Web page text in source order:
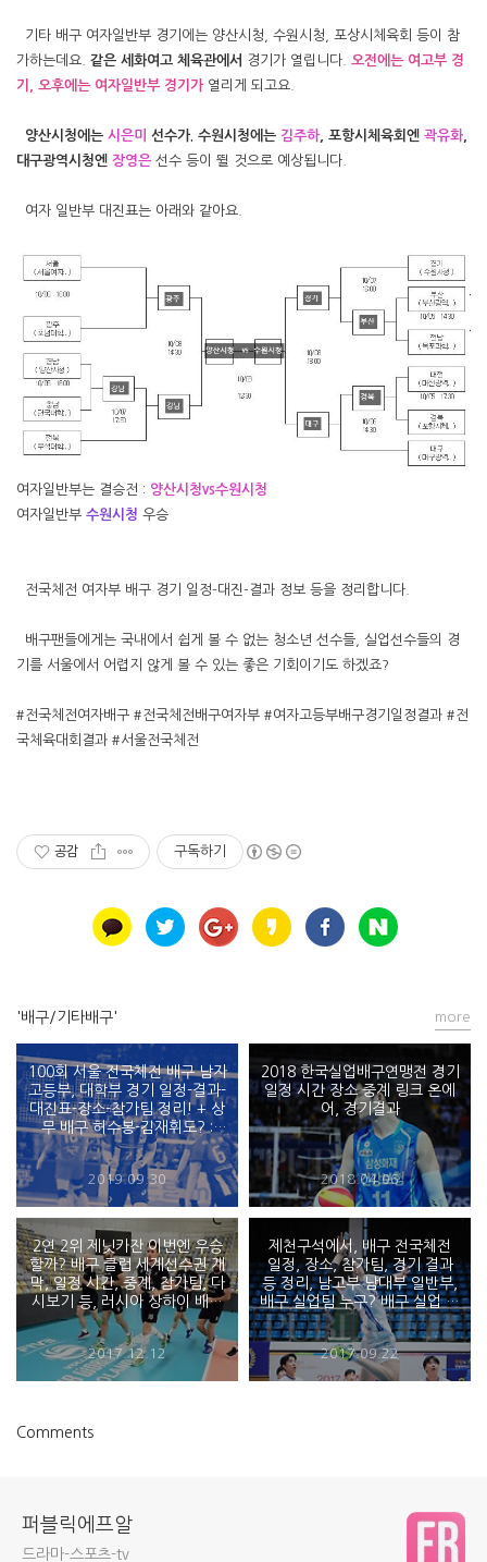
기타 배구 여자일반부 경기에는 양산시청, 수원시청, 포상시체육회 등이 참
가하는데요. 같은 세화여고 체육관에서 경기가 열립니다. 오전에는 여고부 경
기, 오후에는 여자일반부 경기가 열리게 되고요.
양산시청에는 시은미 선수가. 수원시청에는 김주하 , 포항시체육회엔 곽유화
대구광역시청엔 장영은 선수 등이 뛸 것으로 예상됩니다.
여자 일반부 대진표는 아래와 같아요.
여자일반부는 결승전 : 양산시청vs수원시청
여자일반부 수원시청 우승
전국체전 여자부 배구 경기 일정-대진-결과 정보 등을 정리합니다.
배구팬들에게는 국내에서 쉽게 볼 수 없는 청소년 선수들, 실업선수들의 경
기를 서울에서 어렵지 않게 볼 수 있는 좋은 기회이기도 하겠죠?
#전국체전여자배구 #전국체전배구여자부 #여자고등부배구경기일정결과 #전
국체육대회결과 #서울전국체전
공감 구독하기
'배구/기타배구'
100회 서울 전국체전 배구 남자
고등부, 대학부 경기 일정-결과-
대진표-장소-참가팀 정리! + 상
무 배구 허수봉-김재휘도? :
2019 전국체육대회
2019.09.30
2018 한국실업배구연맹전 경기
일정 시간 장소 중계 링크 온에
어, 경기결과
2018.04.06
2연 2위 제닛카잔 이번엔 우승
할까? 배구 클럽 세계선수권 개
막, 일정 시간, 중계, 참가팀, 다
시보기 등, 러시아 상하이 배구
- 2017 남자 배구 클럽 월드 챔
피언십
2017.12.12
제천구석에서, 배구 전국체전
일정, 장소, 참가팀, 경기 결과
등 정리, 남고부 남대부 일반부,
배구 실업팀 누구? 배구 실업 선
수 명단 - 2017 전국체전 98회
충북
2017.09.22
more
Comments
퍼블릭에프알
드라마-스포츠-tv